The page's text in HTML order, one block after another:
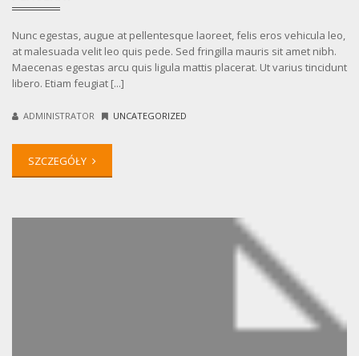
Nunc egestas, augue at pellentesque laoreet, felis eros vehicula leo,
at malesuada velit leo quis pede. Sed fringilla mauris sit amet nibh.
Maecenas egestas arcu quis ligula mattis placerat. Ut varius tincidunt
libero. Etiam feugiat [...]
ADMINISTRATOR UNCATEGORIZED
SZCZEGÓŁY